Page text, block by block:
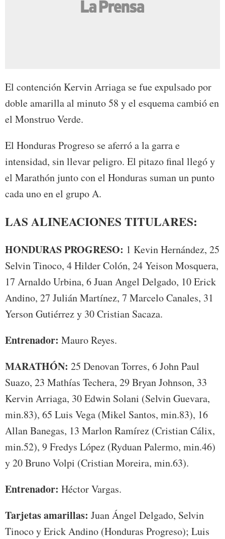
El contención Kervin Arriaga se fue expulsado por
doble amarilla al minuto 58 y el esquema cambió en
el Monstruo Verde.
El Honduras Progreso se aferró a la garra e
intensidad, sin llevar peligro. El pitazo final llegó y
el Marathón junto con el Honduras suman un punto
cada uno en el grupo A.
LAS ALINEACIONES TITULARES:
HONDURAS PROGRESO: 1 Kevin Hernández, 25
Selvin Tinoco, 4 Hilder Colón, 24 Yeison Mosquera,
17 Arnaldo Urbina, 6 Juan Angel Delgado, 10 Erick
Andino, 27 Julián Martínez, 7 Marcelo Canales, 31
Yerson Gutiérrez y 30 Cristian Sacaza.
Entrenador: Mauro Reyes.
MARATHÓN: 25 Denovan Torres, 6 John Paul
Suazo, 23 Mathías Techera, 29 Bryan Johnson, 33
Kervin Arriaga, 30 Edwin Solani (Selvin Guevara,
min.83), 65 Luis Vega (Mikel Santos, min.83), 16
Allan Banegas, 13 Marlon Ramírez (Cristian Cálix,
min.52), 9 Fredys López (Ryduan Palermo, min.46)
y 20 Bruno Volpi (Cristian Moreira, min.63).
Entrenador: Héctor Vargas.
Tarjetas amarillas: Juan Ángel Delgado, Selvin
Tinoco y Erick Andino (Honduras Progreso); Luis